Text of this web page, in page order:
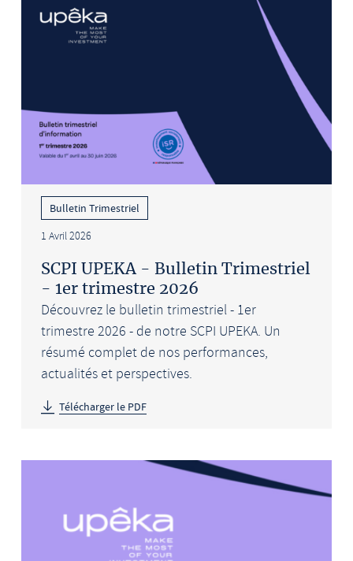
Bulletin Trimestriel
1 Avril 2026
SCPI UPEKA - Bulletin Trimestriel
- 1er trimestre 2026
Découvrez le bulletin trimestriel - 1er
trimestre 2026 - de notre SCPI UPEKA. Un
résumé complet de nos performances,
actualités et perspectives.
Télécharger le PDF